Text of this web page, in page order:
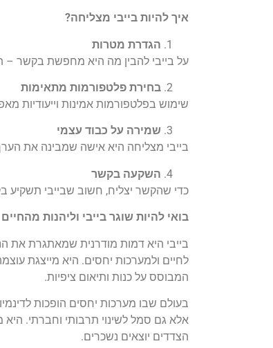
איך להיות בייבי מצליחה?
הגדרת מטרות
על בייבי להבין מה היא מחפשת בקשר –
בחירת פלטפורמות מתאימות
שימוש בפלטפורמות אמינות וייעודיות
שמירה על כבוד עצמי
בייבי מצליחה היא אישה שמבינה את
השקעה בקשר
כדי שהקשר יצליח, חשוב שבייבי תשקיע
בואי להיות שוגר בייבי וליהנות מהחיים
בייבי היא דמות מודרנית שמאתגרת את
לחיים ולמערכות יחסים. היא מייצגת
המבוסס על כנות ותיאום ציפיות.
בעולם שבו מערכות יחסים הופכות
אלא גם סמל לשינוי תרבותי וחברתי.
הצדדים יוצאים נשכרים.